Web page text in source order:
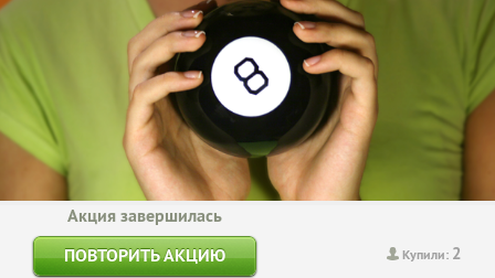
Купили: 2
Акция завершилась
ПОВТОРИТЬ АКЦИЮ